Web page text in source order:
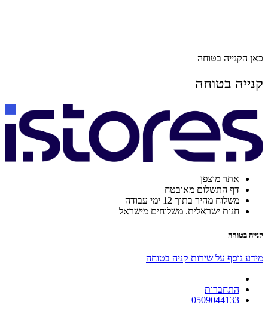
כאן הקנייה בטוחה
קנייה בטוחה
אתר מוצפן
דף התשלום מאובטח
משלוח מהיר בתוך 12 ימי עבודה
חנות ישראלית. משלוחים מישראל
קנייה בטוחה
מידע נוסף על שירות קניה בטוחה
התחברות
0509044133